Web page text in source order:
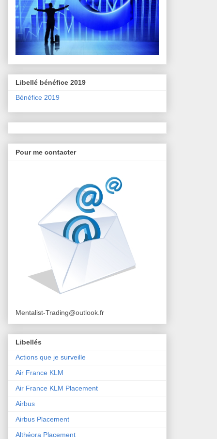
Libellé bénéfice 2019
Bénéfice 2019
Pour me contacter
Mentalist-Trading@outlook.fr
Libellés
Actions que je surveille
Air France KLM
Air France KLM Placement
Airbus
Airbus Placement
Althéora Placement